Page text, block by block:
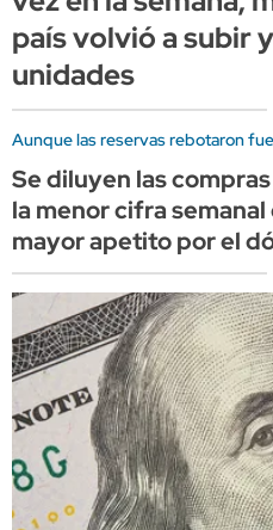
país volvió a subir
unidades
Aunque las reservas rebotaron
Se diluyen las
la menor cifra
mayor apetito por el